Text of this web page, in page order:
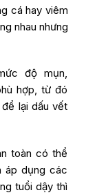
cá hay viêm
nhau nhưng
độ mụn,
hợp, từ đó
lại dấu vết
toàn có thể
áp dụng các
tuổi dậy thì